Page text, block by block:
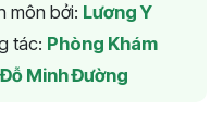
môn bởi: Lương Y
tác: Phòng Khám
Minh Đường